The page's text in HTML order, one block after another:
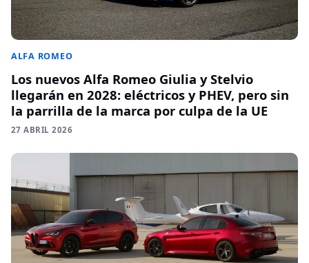
ALFA ROMEO
Los nuevos Alfa Romeo Giulia y Stelvio
llegarán en 2028: eléctricos y PHEV, pero sin
la parrilla de la marca por culpa de la UE
27 ABRIL 2026